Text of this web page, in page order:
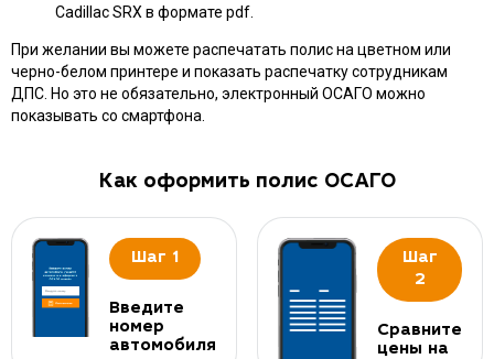
Cadillac SRX в формате pdf.
При желании вы можете распечатать полис на цветном или
черно-белом принтере и показать распечатку сотрудникам
ДПС. Но это не обязательно, электронный ОСАГО можно
показывать со смартфона.
Как оформить полис ОСАГО
Шаг 1
Введите
номер
автомобиля
Шаг
2
Сравните
цены на